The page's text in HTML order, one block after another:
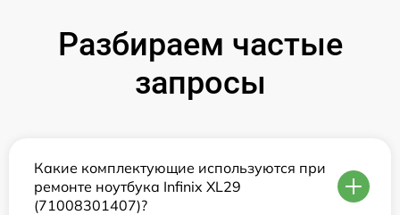
Разбираем частые
запросы
Какие комплектующие используются при
ремонте ноутбука Infinix XL29
(71008301407)?